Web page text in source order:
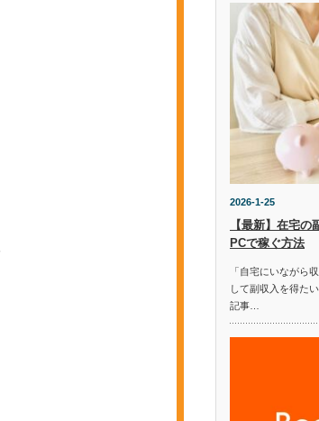
2026-1-25
【最新】在宅の
PCで稼ぐ方法
「自宅にいながら
して副収入を得た
記事…